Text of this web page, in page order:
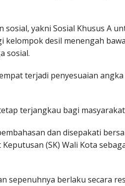
yakni Sosial Khusus A
kelompok desil menengah
sosial.
terjadi penyesuaian
terjangkau bagi
dan disepakati
(SK) Wali Kota
sepenuhnya berlaku secara